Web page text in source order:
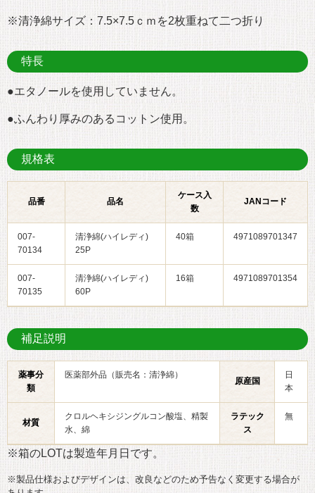
※清浄綿サイズ：7.5×7.5ｃｍを2枚重ねて二つ折り
特長
●エタノールを使用していません。
●ふんわり厚みのあるコットン使用。
規格表
品番 品名
ケース入
数
JANコード
007-
70134
清浄綿(ハイレディ)
25P
40箱 4971089701347
007-
70135
清浄綿(ハイレディ)
60P
16箱 4971089701354
補足説明
薬事分
類
医薬部外品（販売名：清浄綿）
原産国
日
本
材質
クロルヘキシジングルコン酸塩、精製
水、綿
ラテック
ス
無
※箱のLOTは製造年月日です。
※製品仕様およびデザインは、改良などのため予告なく変更する場合が